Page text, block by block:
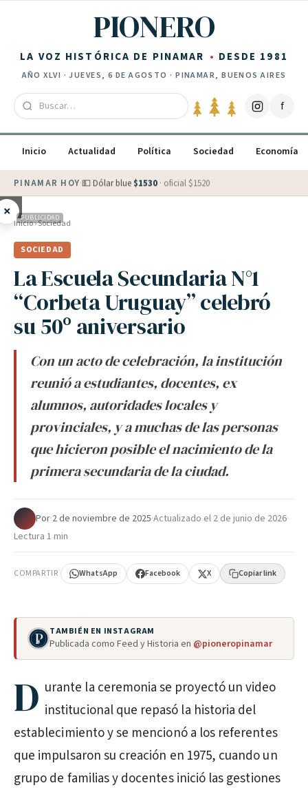
PIONERO
LA VOZ HISTÓRICA DE PINAMAR DESDE 1981
AÑOXLVI ·JUEVES, 6 DE AGOSTO · PINAMAR, BUENOS AIRES
f
Inicio Actualidad Política Sociedad Economía
PINAMAR HOY·💵 Dólar blue $1530 · oficial $1520
× PUBLICIDAD
Inicio›Sociedad
SOCIEDAD
La Escuela Secundaria N°1
“Corbeta Uruguay” celebró
su 50º aniversario
Con un acto de celebración, la institución
reunió a estudiantes, docentes, ex
alumnos, autoridades locales y
provinciales, y a muchas de las personas
que hicieron posible el nacimiento de la
primera secundaria de la ciudad.
Por·2 de noviembre de 2025·Actualizado el 2 de junio de 2026·
Lectura 1 min
COMPARTIR WhatsApp Facebook X Copiar link
TAMBIÉN EN INSTAGRAM
Publicada como Feed y Historia en @pioneropinamar
D urante la ceremonia se proyectó un video
institucional que repasó la historia del
establecimiento y se mencionó a los referentes
que impulsaron su creación en 1975, cuando un
grupo de familias y docentes inició las gestiones